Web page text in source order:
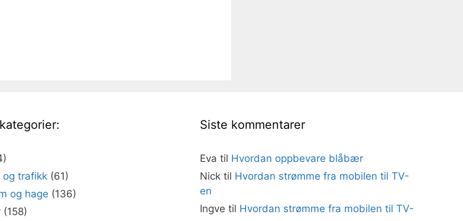
og trafikk (61)
og hage (136)
(158)
Siste kommentarer
Eva til Hvordan oppbevare blåbær
Nicktil Hvordan strømme fra mobilen til TV-
en
Ingve til Hvordan strømme fra mobilen til TV-